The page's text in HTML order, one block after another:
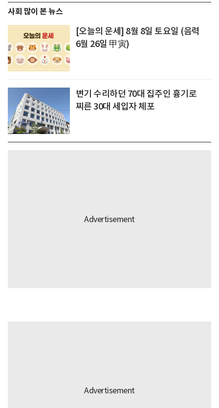
사회 많이 본 뉴스
[오늘의 운세] 8월 8일 토요일 (음력
6월 26일 甲寅)
변기 수리하던 70대 집주인 흉기로
찌른 30대 세입자 체포